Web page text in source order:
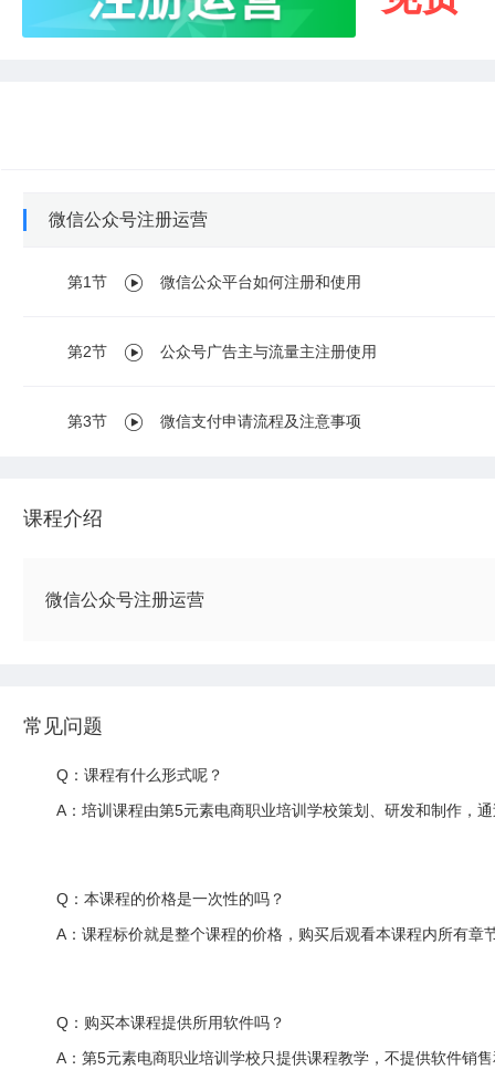
微信公众号注册运营
第1节 微信公众平台如何注册和使用
第2节 公众号广告主与流量主注册使用
第3节 微信支付申请流程及注意事项
课程介绍
微信公众号注册运营
常见问题
Q：课程有什么形式呢？
A：培训课程由第5元素电商职业培训学校策划、研发和制作，
Q：本课程的价格是一次性的吗？
A：课程标价就是整个课程的价格，购买后观看本课程内所有章
Q：购买本课程提供所用软件吗？
A：第5元素电商职业培训学校只提供课程教学，不提供软件销